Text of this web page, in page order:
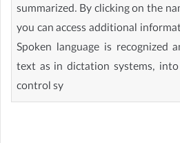
summarized. By clicking on the
you can access additional
Spoken language is recognized
text as in dictation systems,
control sy